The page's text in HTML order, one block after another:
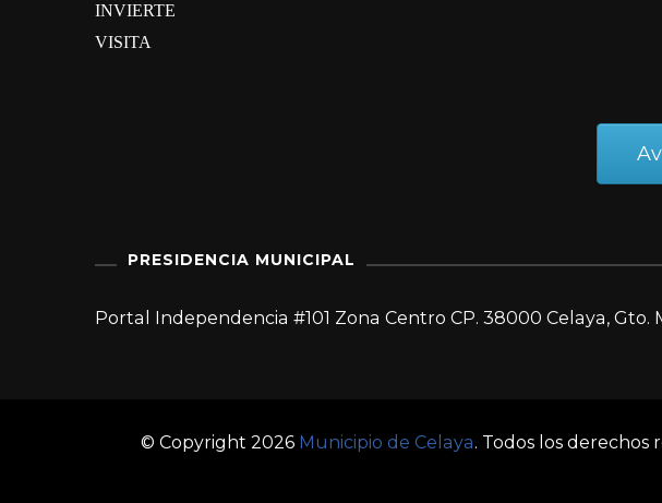
INVIERTE
VISITA
PRESIDENCIA MUNICIPAL
Portal Independencia #101 Zona Centro CP. 38000 Celaya, Gto.
© Copyright 2026 Municipio de Celaya. Todos los derechos